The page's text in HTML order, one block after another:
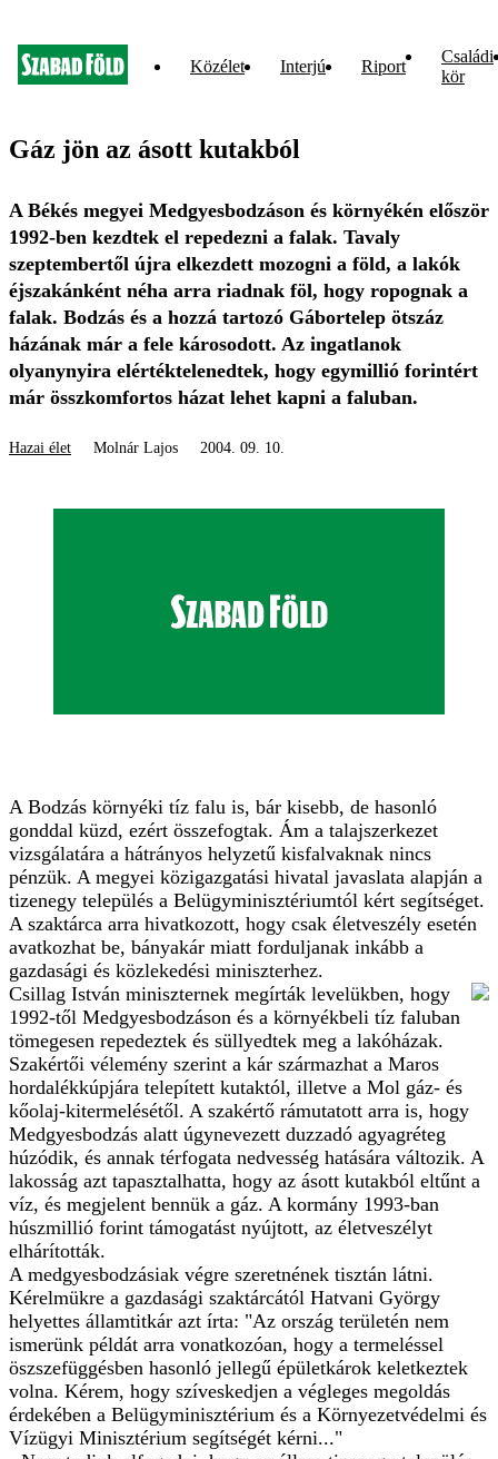
Közélet Interjú Riport
Családi
kör
Gáz jön az ásott kutakból
A Békés megyei Medgyesbodzáson és környékén először
1992-ben kezdtek el repedezni a falak. Tavaly
szeptembertől újra elkezdett mozogni a föld, a lakók
éjszakánként néha arra riadnak föl, hogy ropognak a
falak. Bodzás és a hozzá tartozó Gábortelep ötszáz
házának már a fele károsodott. Az ingatlanok
olyanynyira elértéktelenedtek, hogy egymillió forintért
már összkomfortos házat lehet kapni a faluban.
Hazai élet Molnár Lajos 2004. 09. 10.
A Bodzás környéki tíz falu is, bár kisebb, de hasonló
gonddal küzd, ezért összefogtak. Ám a talajszerkezet
vizsgálatára a hátrányos helyzetű kisfalvaknak nincs
pénzük. A megyei közigazgatási hivatal javaslata alapján a
tizenegy település a Belügyminisztériumtól kért segítséget.
A szaktárca arra hivatkozott, hogy csak életveszély esetén
avatkozhat be, bányakár miatt forduljanak inkább a
gazdasági és közlekedési miniszterhez.
Csillag István miniszternek megírták levelükben, hogy
1992-től Medgyesbodzáson és a környékbeli tíz faluban
tömegesen repedeztek és süllyedtek meg a lakóházak.
Szakértői vélemény szerint a kár származhat a Maros
hordalékkúpjára telepített kutaktól, illetve a Mol gáz- és
kőolaj-kitermelésétől. A szakértő rámutatott arra is, hogy
Medgyesbodzás alatt úgynevezett duzzadó agyagréteg
húzódik, és annak térfogata nedvesség hatására változik. A
lakosság azt tapasztalhatta, hogy az ásott kutakból eltűnt a
víz, és megjelent bennük a gáz. A kormány 1993-ban
húszmillió forint támogatást nyújtott, az életveszélyt
elhárították.
A medgyesbodzásiak végre szeretnének tisztán látni.
Kérelmükre a gazdasági szaktárcától Hatvani György
helyettes államtitkár azt írta: "Az ország területén nem
ismerünk példát arra vonatkozóan, hogy a termeléssel
öszszefüggésben hasonló jellegű épületkárok keletkeztek
volna. Kérem, hogy szíveskedjen a végleges megoldás
érdekében a Belügyminisztérium és a Környezetvédelmi és
Vízügyi Minisztérium segítségét kérni..."